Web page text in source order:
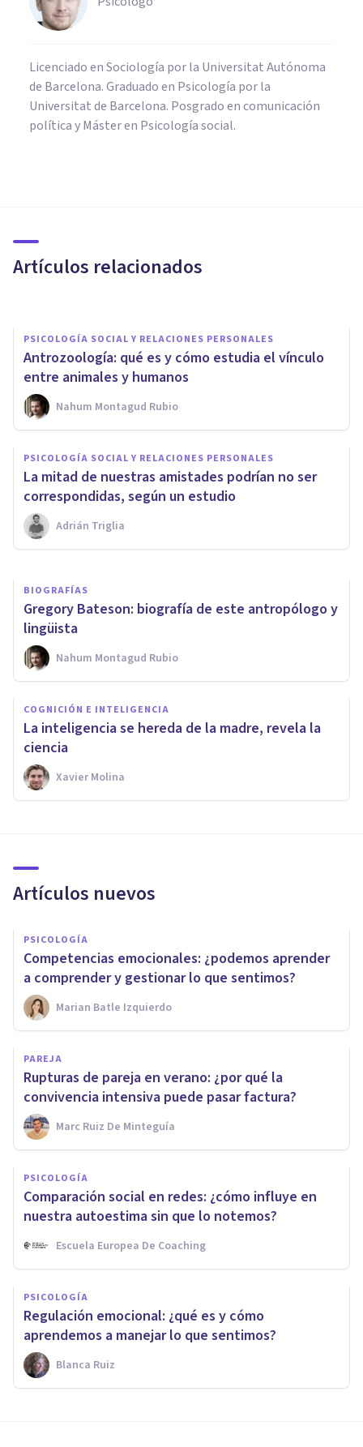
Licenciado en Sociología por la Universitat Autónoma
de Barcelona. Graduado en Psicología por la
Universitat de Barcelona. Posgrado en comunicación
política y Máster en Psicología social.
Artículos relacionados
describe las injusticias
PSICOLOGÍA SOCIAL Y RELACIONES PERSONALES
Antrozoología: qué es y cómo estudia el vínculo
entre animales y humanos
Nahum Montagud Rubio
PSICOLOGÍA SOCIAL Y RELACIONES PERSONALES
​La mitad de nuestras amistades podrían no ser
correspondidas, según un estudio
Adrián Triglia
PSICOLOGÍA SOCIAL Y RELACIONES PERSONALES
Teoría de juegos: ¿en qué
consiste y en qué ámbitos se
aplica?
Alex Figueroba
BIOGRAFÍAS
Gregory Bateson: biografía de este antropólogo y
lingüista
Nahum Montagud Rubio
COGNICIÓN E INTELIGENCIA
La inteligencia se hereda de la madre, revela la
ciencia
Xavier Molina
Artículos nuevos
PSICOLOGÍA
Competencias emocionales: ¿podemos aprender
a comprender y gestionar lo que sentimos?
Marian Batle Izquierdo
PAREJA
Rupturas de pareja en verano: ¿por qué la
convivencia intensiva puede pasar factura?
Marc Ruiz De Minteguía
PSICOLOGÍA
Comparación social en redes: ¿cómo influye en
nuestra autoestima sin que lo notemos?
Escuela Europea De Coaching
PSICOLOGÍA
Regulación emocional: ¿qué es y cómo
aprendemos a manejar lo que sentimos?
Blanca Ruiz